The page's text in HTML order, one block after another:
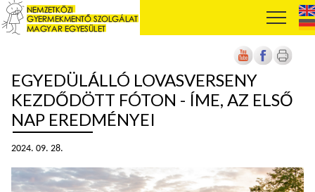
EGYEDÜLÁLLÓ LOVASVERSENY
KEZDŐDÖTT FÓTON - ÍME, AZ ELSŐ
NAP EREDMÉNYEI
2024. 09. 28.